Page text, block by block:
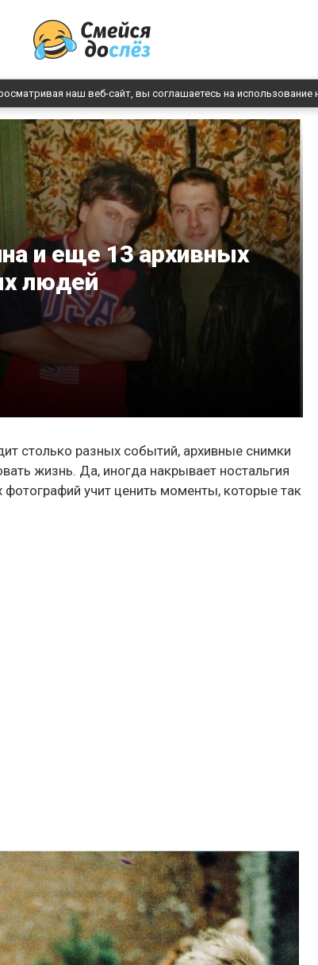
наш веб-сайт, вы соглашаетесь на
и еще 13 архивных
людей
столько разных событий, архивные снимки
жизнь. Да, иногда накрывает ностальгия
учит ценить моменты, которые так